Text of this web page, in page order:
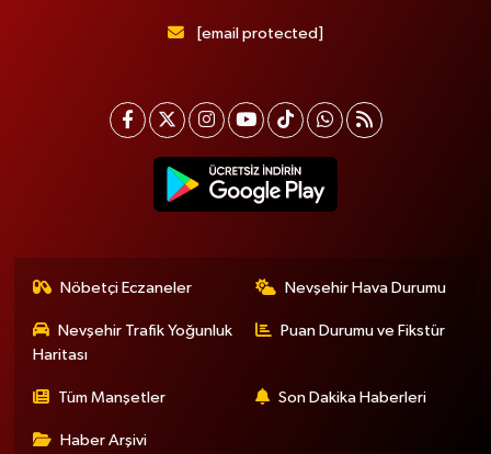
[email protected]
Nöbetçi Eczaneler Nevşehir Hava Durumu
Nevşehir Trafik Yoğunluk
Haritası
Puan Durumu ve Fikstür
Tüm Manşetler Son Dakika Haberleri
Haber Arşivi